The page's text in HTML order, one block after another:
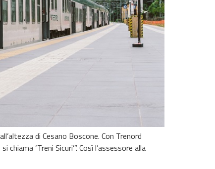
di Cesano Boscone. Con Trenord
‘Treni Sicuri’”. Così l’assessore alla